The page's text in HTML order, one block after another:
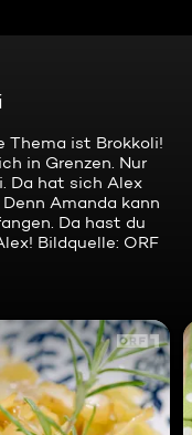
Thema ist Brokkoli!
in Grenzen. Nur
Da hat sich Alex
Amanda kann
Da hast du
Bildquelle: ORF